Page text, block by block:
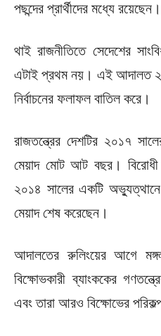
পছন্দের প্রার্থীদের মধ্যে রয়েছেন।
থাই রাজনীতিতে সেদেশের
এটাই প্রথম নয়। এই আদালত
নির্বাচনের ফলাফল বাতিল করে।
রাজতন্ত্রের দেশটির ২০১৭
মেয়াদ মোট আট বছর।
২০১৪ সালের একটি অভ্যুত্থানে
মেয়াদ শেষ করেছেন।
আদালতের রুলিংয়ের আগে
বিক্ষোভকারী ব্যাংককের
এবং তারা আরও বিক্ষোভের